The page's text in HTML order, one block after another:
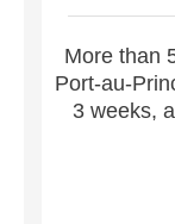
More than
Port-au-
3 weeks,